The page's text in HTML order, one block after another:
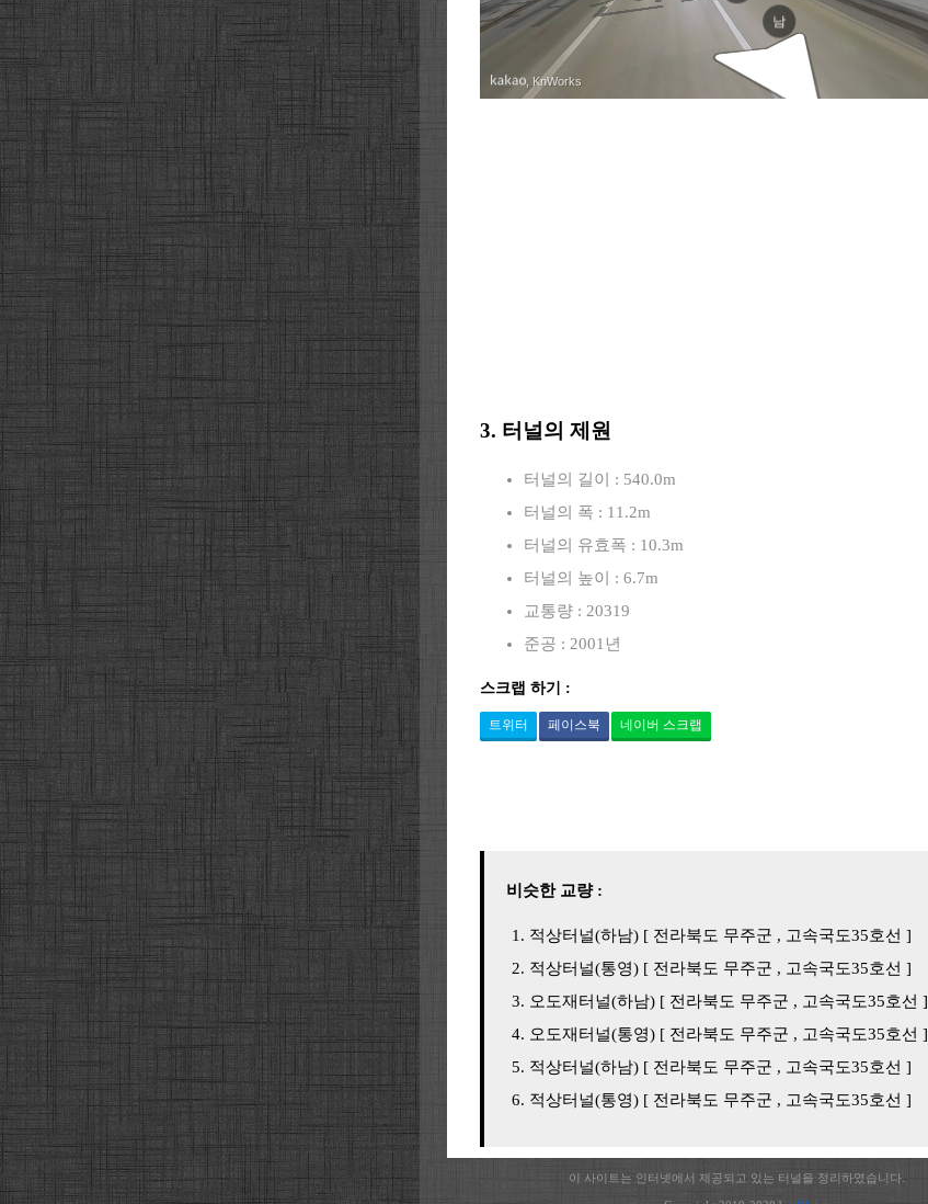
속도로
남
, KnWorks
3. 터널의 제원
터널의 길이 : 540.0m
터널의 폭 : 11.2m
터널의 유효폭 : 10.3m
터널의 높이 : 6.7m
교통량 : 20319
준공 : 2001년
스크랩 하기 :
트위터 페이스북 네이버 스크랩
비슷한 교량 :
적상터널(하남) [ 전라북도 무주군 , 고속국도35호선 ]
적상터널(통영) [ 전라북도 무주군 , 고속국도35호선 ]
오도재터널(하남) [ 전라북도 무주군 , 고속국도35호선 ]
오도재터널(통영) [ 전라북도 무주군 , 고속국도35호선 ]
적상터널(하남) [ 전라북도 무주군 , 고속국도35호선 ]
적상터널(통영) [ 전라북도 무주군 , 고속국도35호선 ]
이 사이트는 인터넷에서 제공되고 있는 터널을 정리하였습니다.